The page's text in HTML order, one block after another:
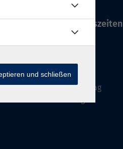
Öffnungszeiten
Dienstag
Mittwoch
Donnerstag
und schließen